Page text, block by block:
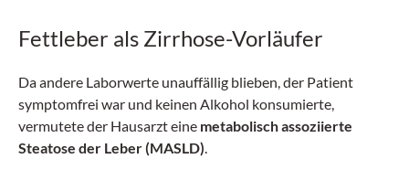
Fettleber als Zirrhose-Vorläufer
Da andere Laborwerte unauffällig blieben, der Patient
symptomfrei war und keinen Alkohol konsumierte,
vermutete der Hausarzt eine metabolisch assoziierte
Steatose der Leber (MASLD)